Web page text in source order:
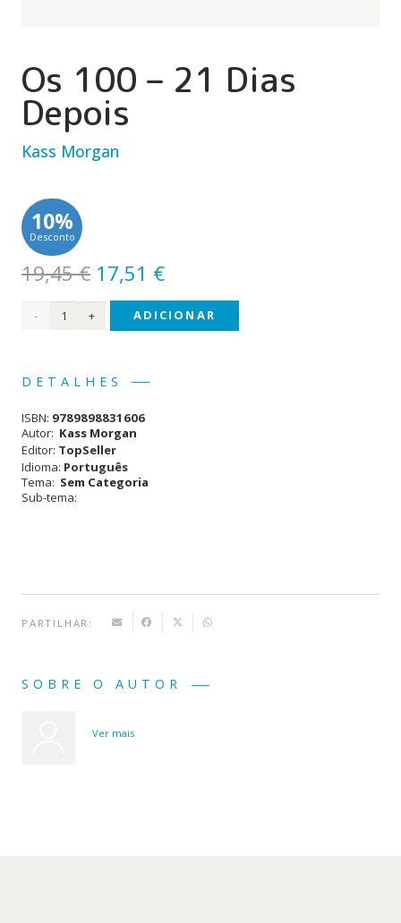
Os 100 – 21 Dias
Depois
Kass Morgan
10%
Desconto
19,45€ O
preço
original
19,45 €.
17,51 €O
preço
atual
Quantidade
21
Dias
Depois
ADICIONAR
DETALHES
ISBN: 9789898831606
Autor: Kass Morgan
Editor: TopSeller
Idioma: Português
Tema: Sem Categoria
Sub-tema:
PARTILHAR:
SOBRE O AUTOR
Ver mais